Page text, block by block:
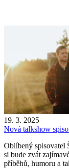
19. 3. 2025
Nová talkshow
Oblíbený spisovatel
si bude zvát
příběhů, humoru a